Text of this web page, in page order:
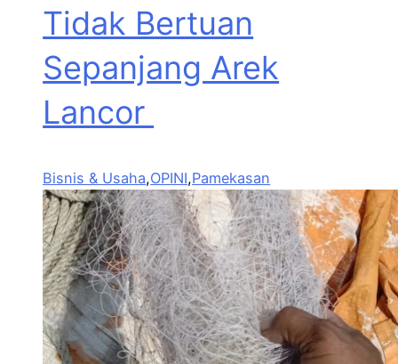
Tidak Bertuan
Sepanjang Arek
Lancor
Bisnis & Usaha,OPINI,Pamekasan